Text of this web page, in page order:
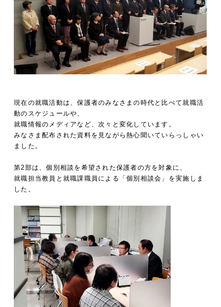
現在の就職活動は、保護者のみなさまの時代と比べて就職活
動のスケジュールや、
就職情報のメディアなど、次々と変化しています。
みなさま配布された資料を見ながら熱心聞いていらっしゃい
ました。
第2部は、個別相談を希望された保護者の方を対象に、
就職担当教員と就職課職員による「個別相談会」を実施しま
した。